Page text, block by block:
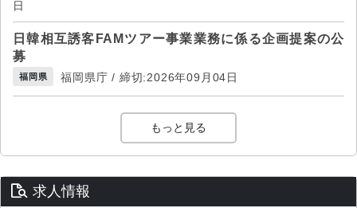
日
日韓相互誘客FAMツアー事業業務に係る企画提案の公
募
福岡県 福岡県庁 / 締切:2026年09月04日
もっと見る
求人情報